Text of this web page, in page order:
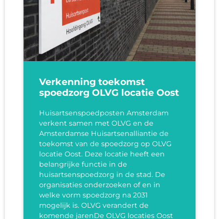
Verkenning toekomst
spoedzorg OLVG locatie Oost
Huisartsenspoedposten Amsterdam
verkent samen met OLVG en de
Amsterdamse Huisartsenalliantie de
toekomst van de spoedzorg op OLVG
locatie Oost. Deze locatie heeft een
belangrijke functie in de
huisartsenspoedzorg in de stad. De
organisaties onderzoeken of en in
welke vorm spoedzorg na 2031
mogelijk is. OLVG verandert de
komende jarenDe OLVG locaties Oost